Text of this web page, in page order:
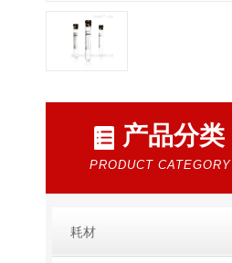
产品分类
PRODUCT CATEGORY
耗材